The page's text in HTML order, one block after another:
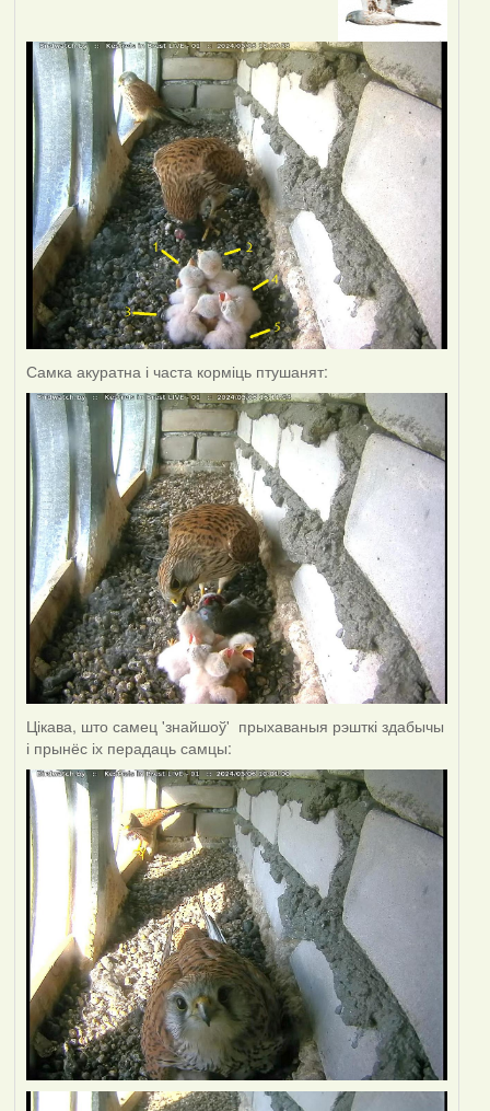
Самка акуратна і часта корміць птушанят:
Цікава, што самец 'знайшоў' прыхаваныя рэшткі здабычы
і прынёс іх перадаць самцы: